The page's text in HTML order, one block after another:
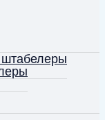
штабелеры